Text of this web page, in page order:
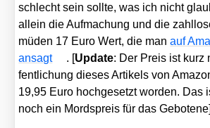
schlecht sein soll­te, was ich nicht
allein die Auf­ma­chung und die
müden 17 Euro Wert, die manauf
ansagt
. [Update: Der Preis ist kurz
fent­li­chung die­ses Arti­kels von
19,95 Euro hoch­ge­setzt wor­den. Das
noch ein Mords­preis für das Gebo­te­ne]